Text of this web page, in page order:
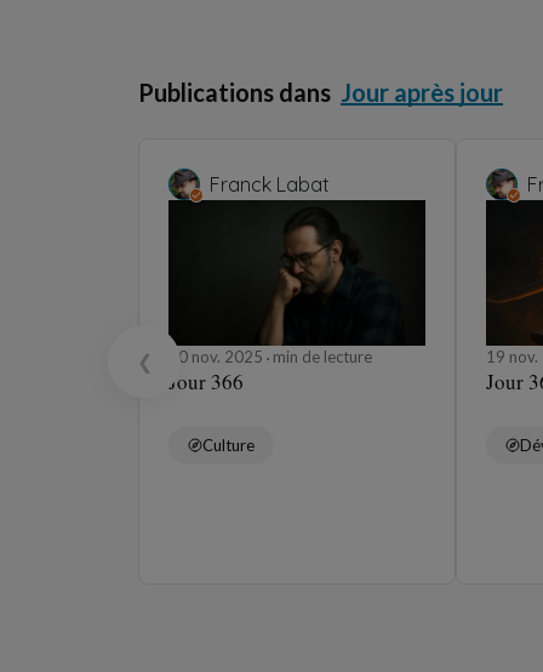
Publications dans Jour après jour
❮
Franck Labat
20 nov. 2025 min de lecture
Jour 366
Culture
19
Jour